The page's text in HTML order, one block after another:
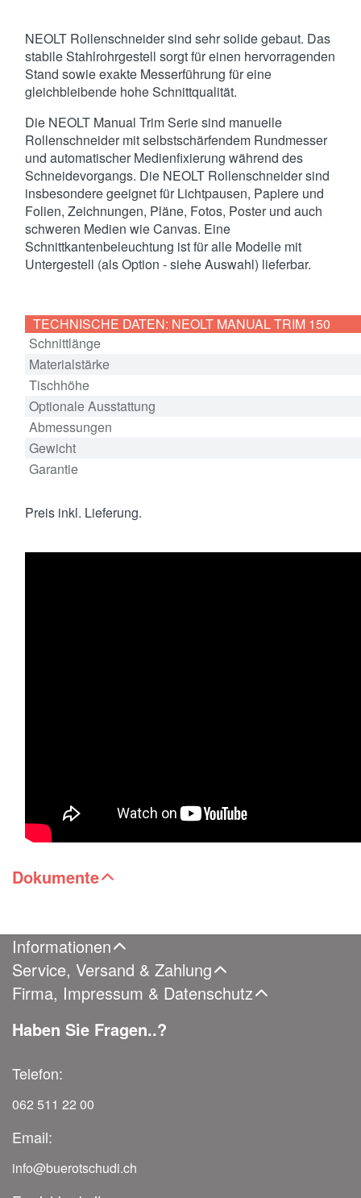
NEOLT Rollenschneider sind sehr solide gebaut. Das
stabile Stahlrohrgestell sorgt für einen hervorragenden
Stand sowie exakte Messerführung für eine
gleichbleibende hohe Schnittqualität.
Die NEOLT Manual Trim Serie sind manuelle
Rollenschneider mit selbstschärfendem Rundmesser
und automatischer Medienfixierung während des
Schneidevorgangs. Die NEOLT Rollenschneider sind
insbesondere geeignet für Lichtpausen, Papiere und
Folien, Zeichnungen, Pläne, Fotos, Poster und auch
schweren Medien wie Canvas. Eine
Schnittkantenbeleuchtung ist für alle Modelle mit
Untergestell (als Option - siehe Auswahl) lieferbar.
TECHNISCHE DATEN: NEOLT MANUAL TRIM 150
Schnittlänge
Materialstärke
Tischhöhe
Optionale Ausstattung
Abmessungen
Gewicht
Garantie
Preis inkl. Lieferung.
Dokumente
Informationen
Service, Versand & Zahlung
Firma, Impressum & Datenschutz
Haben Sie Fragen..?
Telefon:
062 511 22 00
Email:
info@buerotschudi.ch